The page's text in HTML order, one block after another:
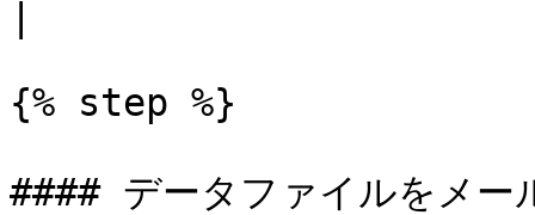
{% step %}
#### データファイルをメー